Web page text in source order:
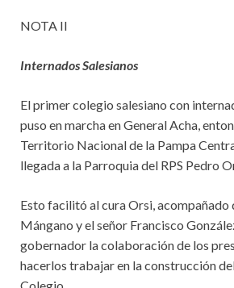
NOTA II
Internados Salesianos
El primer colegio salesiano con
puso en marcha en General Acha,
Territorio Nacional de la Pampa
llegada a la Parroquia del RPS Pedro
Esto facilitó al cura Orsi, acompañado
Mángano y el señor Francisco
gobernador la colaboración de los
hacerlos trabajar en la construcción
Colegio.